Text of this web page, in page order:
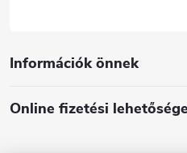
Információk önnek
Online fizetési